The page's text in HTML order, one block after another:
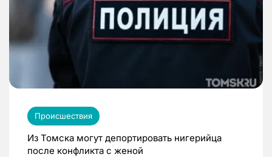
Происшествия
Из Томска могут депортировать нигерийца
после конфликта с женой